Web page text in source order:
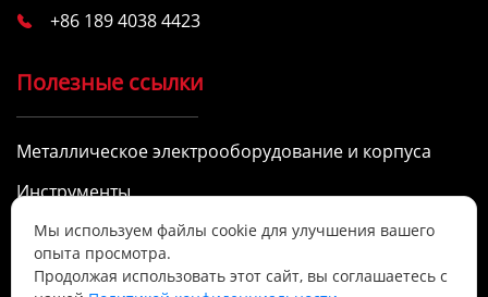
 +86 189 4038 4423
Полезные ссылки
Металлическое электрооборудование и корпуса
Инструменты
Часы работы
Мы используем файлы cookie для улучшения вашего
опыта просмотра.
Продолжая использовать этот сайт, вы соглашаетесь с